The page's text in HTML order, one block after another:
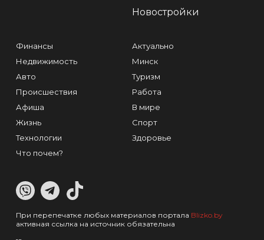
Новостройки
Финансы
Недвижимость
Авто
Происшествия
Афиша
Жизнь
Технологии
Что почем?
Актуально
Минск
Туризм
Работа
В мире
Спорт
Здоровье
При перепечатке любых материалов портала Blizko.by
активная ссылка на источник обязательна